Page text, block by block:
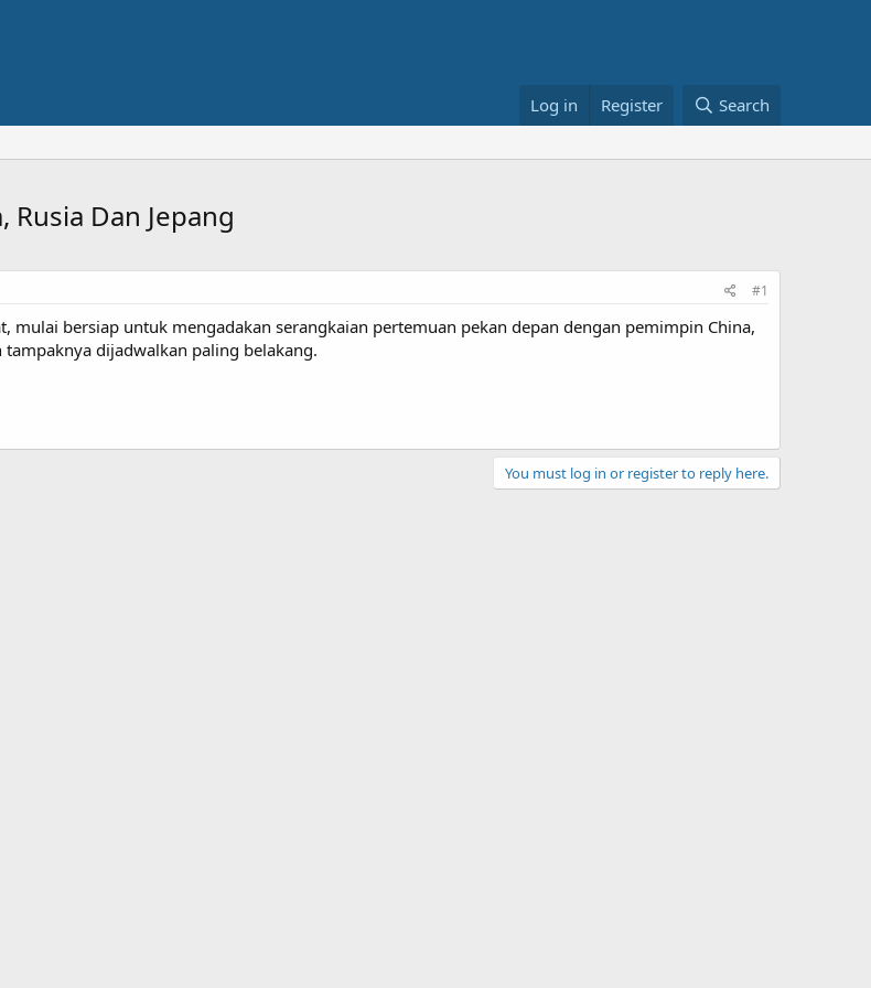
Log in Register Search
Dan Jepang
#1
mulai bersiap untuk mengadakan serangkaian pertemuan pekan depan dengan pemimpin China,
dijadwalkan paling belakang.
You must log in or register to reply here.